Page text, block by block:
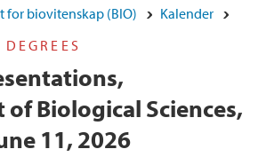
for biovitenskap (BIO)
Kalender
Biological Sciences,
11, 2026